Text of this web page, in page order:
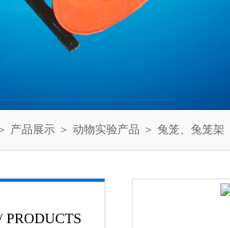
产品展示 ＞ 动物实验产品 ＞ 兔笼、兔笼架
PRODUCTS